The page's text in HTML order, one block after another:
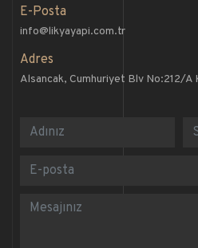
E-Posta
info@likyayapi.com.tr
Adres
Alsancak, Cumhuriyet Blv No:212/A